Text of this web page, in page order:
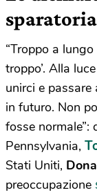
sparatoria
“Troppo a
troppo’. Alla
unirci e passare
in futuro. Non
fosse normale”:
Pennsylvania,
Stati Uniti,
preoccupazione